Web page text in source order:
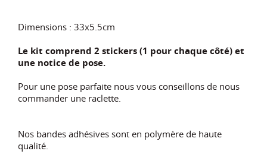
Dimensions : 33x5.5cm
Le kit comprend 2 stickers (1 pour chaque côté) et
une notice de pose.
Pour une pose parfaite nous vous conseillons de nous
commander une raclette.
Nos bandes adhésives sont en polymère de haute
qualité.